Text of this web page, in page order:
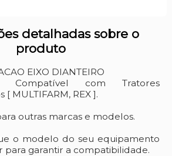
detalhadas sobre o
produto
EIXO DIANTEIRO
Compatível com Tratores
MULTIFARM, REX ].
outras marcas e modelos.
o modelo do seu equipamento
para garantir a compatibilidade.